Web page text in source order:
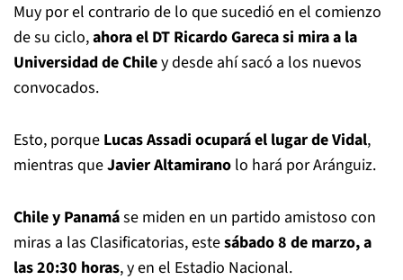
Muy por el contrario de lo que sucedió en el comienzo
de su ciclo,ahora el DT Ricardo Gareca si mira a la
Universidad de Chiley desde ahí sacó a los nuevos
convocados.
Esto, porque Lucas Assadi ocupará el lugar de Vidal,
mientras queJavier Altamirano lo hará por Aránguiz.
Chile y Panamáse miden en un partido amistoso con
miras a las Clasificatorias, estesábado 8 de marzo, a
las 20:30 horas, y en el Estadio Nacional.